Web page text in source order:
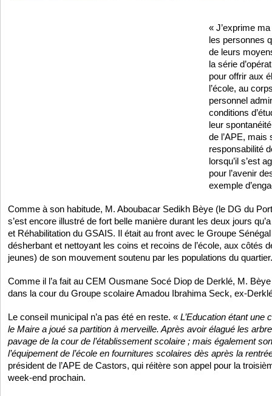
« J’exprime
les personnes
de leurs
la série
pour offrir aux
l’école, au
personnel
conditions
leur
de l’APE, mais
responsabilité
lorsqu’il s’est
pour l’avenir
exemple
Comme à son habitude, M. Aboubacar Sedikh Bèye (le DG du
s’est encore illustré de fort belle manière durant les deux jours
et Réhabilitation du GSAIS. Il était au front avec le Groupe
désherbant et nettoyant les coins et recoins de l’école, aux côtés
jeunes) de son mouvement soutenu par les populations du
Comme il l’a fait au CEM Ousmane Socé Diop de Derklé, M.
dans la cour du Groupe scolaire Amadou Ibrahima Seck, ex-
Le conseil municipal n’a pas été en reste. «L’Education étant une
le Maire a joué sa partition à merveille. Après avoir élagué les
pavage de la cour de l’établissement scolaire ; mais également
l’équipement de l’école en fournitures scolaires dès après la
président de l’APE de Castors, qui réitère son appel pour la
week-end prochain.